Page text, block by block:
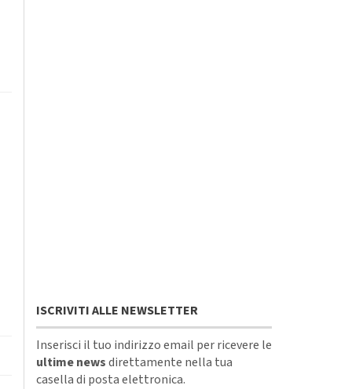
ISCRIVITI ALLE NEWSLETTER
Inserisci il tuo indirizzo email per ricevere le
ultime newsdirettamente nella tua
casella di posta elettronica.